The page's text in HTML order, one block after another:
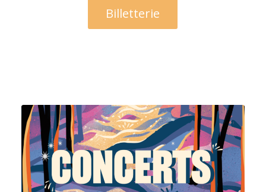
Billetterie
Voir la programmation